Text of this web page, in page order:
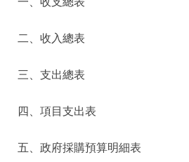
二、收入總表
三、支出總表
四、項目支出表
五、政府採購預算明細表